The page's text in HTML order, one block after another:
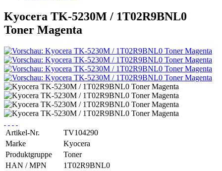
Kyocera TK-5230M / 1T02R9BNL0
Toner Magenta
Artikel-Nr.
TV104290
Marke
Kyocera
Produktgruppe
Toner
HAN / MPN
1T02R9BNL0